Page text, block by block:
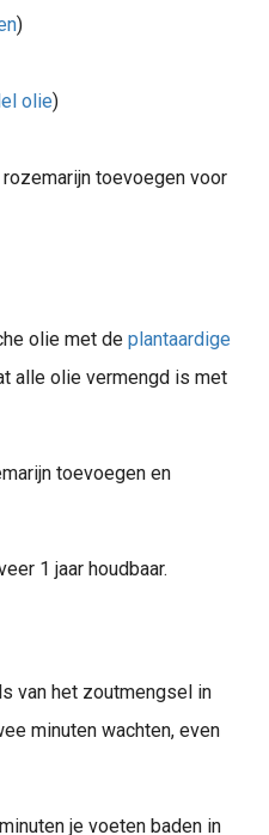
)
olie)
toevoegen voor
olie met de plantaardige
alle olie vermengd is met
toevoegen en
1 jaar houdbaar.
van het zoutmengsel in
minuten wachten, even
je voeten baden in